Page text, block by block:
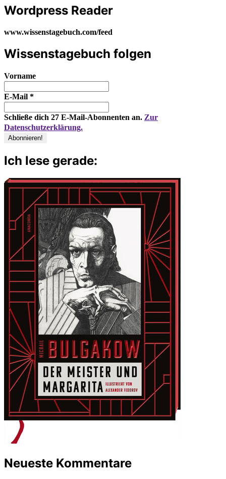
Wordpress Reader
www.wissenstagebuch.com/feed
Wissenstagebuch folgen
Vorname
E-Mail *
Schließe dich 27 E-Mail-Abonnenten an. Zur
Datenschutzerklärung.
Ich lese gerade:
Neueste Kommentare